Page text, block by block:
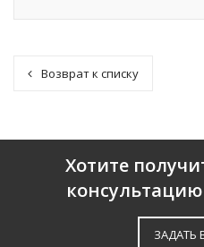
Возврат к списку
Хотите
ЗАДАТЬ